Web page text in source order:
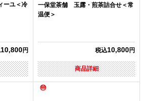
ーユ＜冷
10,800円
一保堂茶舗 玉露・煎茶詰合せ＜常
温便＞
税込10,800円
商品詳細